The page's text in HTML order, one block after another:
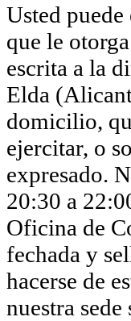
Usted
que le
escrita a la
Elda
domicilio,
ejercitar, o
expresado.
20:30 a
Oficina de
fechada y
hacerse de
nuestra